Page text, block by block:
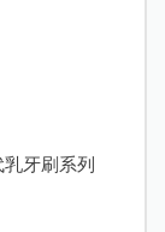
乳牙刷系列